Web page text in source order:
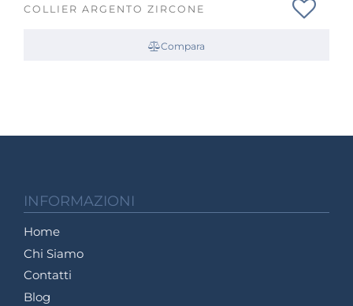
COLLIER ARGENTO ZIRCONE
Compara
INFORMAZIONI
Home
Chi Siamo
Contatti
Blog